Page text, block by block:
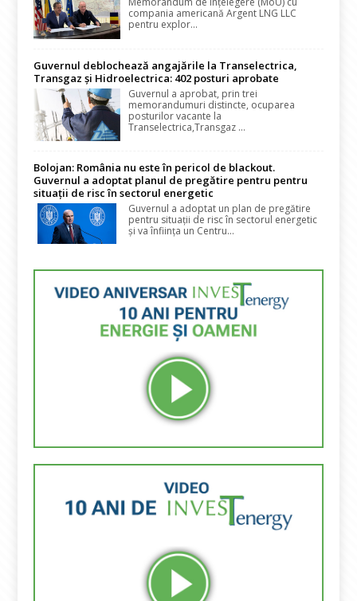
compania americană Argent LNG LLC
pentru explor...
Guvernul deblochează angajările la Transelectrica,
Transgaz și Hidroelectrica: 402 posturi aprobate
Guvernul a aprobat, prin trei
memorandumuri distincte, ocuparea
posturilor vacante la
Transelectrica,Transgaz ...
Bolojan: România nu este în pericol de blackout.
Guvernul a adoptat planul de pregătire pentru pentru
situații de risc în sectorul energetic
Guvernul a adoptat un plan de pregătire
pentru situații de risc în sectorul energetic
și va înființa un Centru...